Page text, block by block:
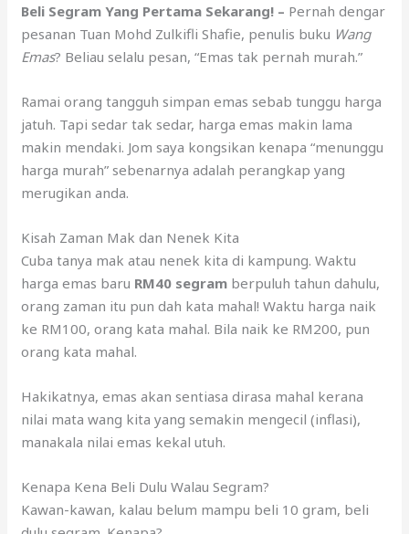
Beli Segram Yang Pertama Sekarang! – Pernah dengar
pesanan Tuan Mohd Zulkifli Shafie, penulis buku Wang
Emas? Beliau selalu pesan, “Emas tak pernah murah.”
Ramai orang tangguh simpan emas sebab tunggu harga
jatuh. Tapi sedar tak sedar, harga emas makin lama
makin mendaki. Jom saya kongsikan kenapa “menunggu
harga murah” sebenarnya adalah perangkap yang
merugikan anda.
Kisah Zaman Mak dan Nenek Kita
Cuba tanya mak atau nenek kita di kampung. Waktu
harga emas baru RM40 segram berpuluh tahun dahulu,
orang zaman itu pun dah kata mahal! Waktu harga naik
ke RM100, orang kata mahal. Bila naik ke RM200, pun
orang kata mahal.
Hakikatnya, emas akan sentiasa dirasa mahal kerana
nilai mata wang kita yang semakin mengecil (inflasi),
manakala nilai emas kekal utuh.
Kenapa Kena Beli Dulu Walau Segram?
Kawan-kawan, kalau belum mampu beli 10 gram, beli